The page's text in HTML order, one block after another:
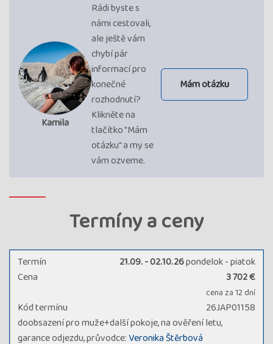
Kamila
Rádi byste s
námi cestovali,
ale ještě vám
chybí pár
informací pro
konečné
rozhodnutí?
Klikněte na
tlačítko "Mám
otázku" a my se
vám ozveme.
Mám otázku
Termíny a ceny
Termín 21.09. - 02.10.26pondelok - piatok
doobsazení pro muže+další pokoje, na ověření letu,
garance odjezdu, průvodce:Veronika Štěrbová
Kód termínu 26JAP01158
Cena 3 702 €
cena za 12 dní